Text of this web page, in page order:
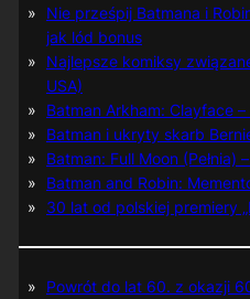
Nie prześpij Batmana i
jak lód bonus
Najlepsze komiksy
USA)
Batman Arkham: Clayface
Batman i ukryty skarb
Batman: Full Moon (Pełnia)
Batman and Robin:
30 lat od polskiej premiery
Powrót do lat 60. z okazji